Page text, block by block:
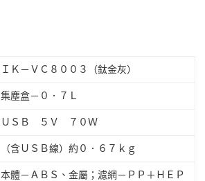
ＩＫ－ＶＣ８００３（鈦金灰）
集塵盒－０．７Ｌ
ＵＳＢ ５Ｖ ７０Ｗ
（含ＵＳＢ線）約０．６７ｋｇ
本體－ＡＢＳ、金屬；濾網－ＰＰ＋ＨＥＰ